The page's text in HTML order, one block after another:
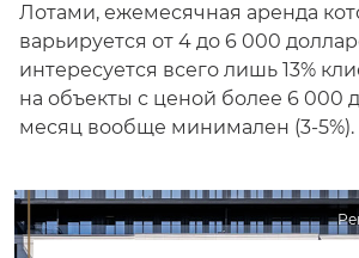
Лотами, ежемесячная аренда
варьируется от 4 до 6 000
интересуется всего лишь 13%
на объекты с ценой более 6 000
месяц вообще минимален (3-5%).